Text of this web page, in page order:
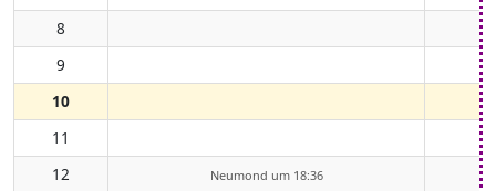
8
9
10
11
12
Neumond um 18:36